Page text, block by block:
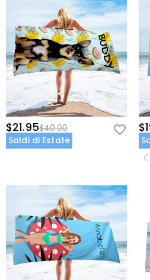
$21.95$40.00
Saldi di Estate